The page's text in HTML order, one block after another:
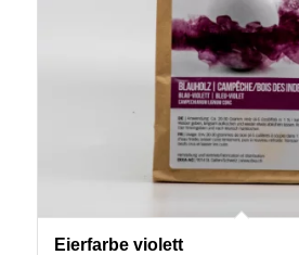
Eierfarbe violett